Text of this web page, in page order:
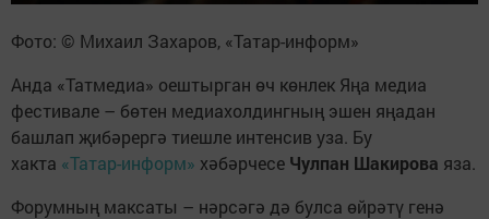
Фото: © Михаил Захаров, «Татар-информ»
Анда «Татмедиа» оештырган өч көнлек Яңа медиа
фестивале – бөтен медиахолдингның эшен яңадан
башлап җибәрергә тиешле интенсив уза. Бу
хакта «Татар-информ» хәбәрчесе Чулпан Шакирова яза.
Форумның максаты – нәрсәгә дә булса өйрәтү генә